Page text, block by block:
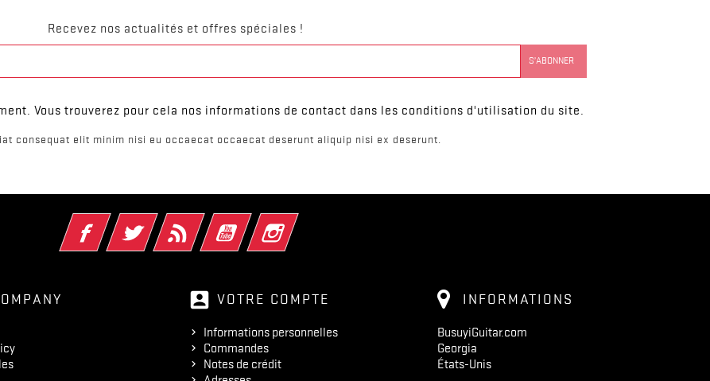
Recevez nos actualités et offres spéciales !
Vous trouverez pour cela nos informations de contact dans les conditions d'utilisation du site.
consequat elit minim nisi eu occaecat occaecat deserunt aliquip nisi ex deserunt.
FacebookTwitter Rss YouTube Instagram
account_box VOTRE COMPTE
Informations personnelles
Commandes
Notes de crédit
INFORMATIONS
BusuyiGuitar.com
Georgia
États-Unis